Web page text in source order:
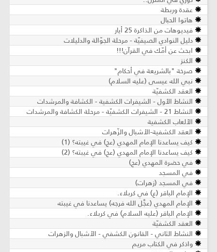
عقدة وربطة
هاتوا الحبال
فيديوهات من الذاكرة 25 أيار
دليل النوادي الصيفيّة - مرحلة الجوّالة والدليلات
ابحث عن أمّك في القرآن!!!
الكنز
صرخة "بالشريعة في أحكام"
نبي الله عيسى (عليه السلام)
العقد الكشفيّة
النشاط الأول - الشيفرات الكشفية - الكشافة والمرشدات
النشاط 21 - الشيفرات الكشفيّة - مرحلة الكشافة والمرشدات
الألعاب الكشفية
العقد الكشفية-الأشبال والزّهرات
كيف يساعدنا الإمام المهدي (عج) في غيبته؟ (1)
كيف يساعدنا الإمام المهدي (عج) في غيبته؟ (2)
في حضرة المهدي (عج)
في المسجد
في المسجد (زهرات)
الإمام الباقر (ع) في كربلاء.
الإمام المهدي (عجَّل الله فرجه) يساعدنا في غيبته
الإمام الباقر (عليه السلام) في كربلاء.
العقد الكشفيّة
النشاط الثاني - القانون الكشفي - الأشبال والزهرات
واذكر في الكتاب مريم